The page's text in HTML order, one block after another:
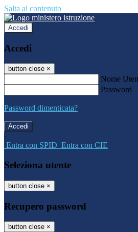
Salta al contenuto
Accedi
Accedi
button close ×
Nome
Password
Password dimenticata?
-
Entra con SPID Entra con CIE
Seleziona utente
button close ×
Recupero password
button close ×